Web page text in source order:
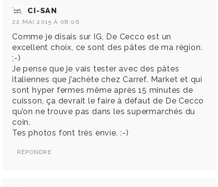
CI-SAN
22 MAI 2015 À 08:06
Comme je disais sur IG, De Cecco est un
excellent choix, ce sont des pâtes de ma région.
;-)
Je pense que je vais tester avec des pâtes
italiennes que j’achète chez Carref. Market et qui
sont hyper fermes même après 15 minutes de
cuisson, ça devrait le faire à défaut de De Cecco
qu’on ne trouve pas dans les supermarchés du
coin.
Tes photos font très envie. :-)
RÉPONDRE